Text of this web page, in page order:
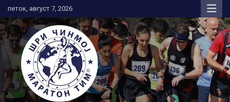
to
content
петок, август 7, 2026